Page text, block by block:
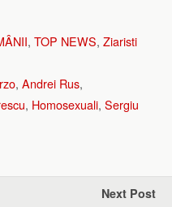
, TOP NEWS, Ziaristi
, Andrei Rus,
, Homosexuali, Sergiu
Next Post